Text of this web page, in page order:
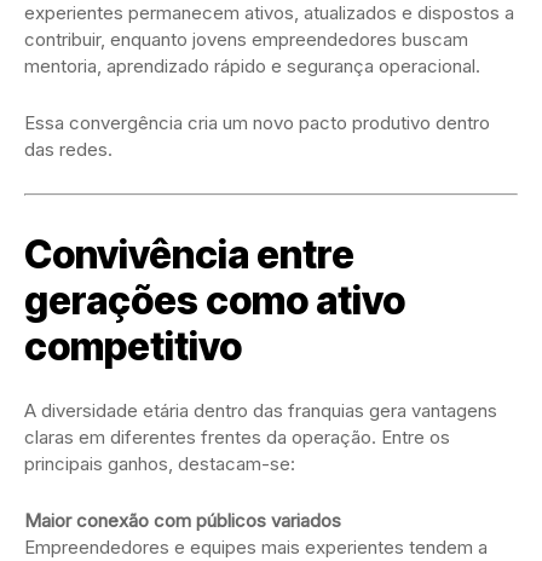
experientes permanecem ativos, atualizados e dispostos a
contribuir, enquanto jovens empreendedores buscam
mentoria, aprendizado rápido e segurança operacional.
Essa convergência cria um novo pacto produtivo dentro
das redes.
Convivência entre
gerações como ativo
competitivo
A diversidade etária dentro das franquias gera vantagens
claras em diferentes frentes da operação. Entre os
principais ganhos, destacam-se:
Maior conexão com públicos variados
Empreendedores e equipes mais experientes tendem a